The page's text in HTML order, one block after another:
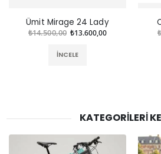
Ümit Mirage 24 Lady
₺14.500,00 ₺13.600,00
İNCELE
KATEGORILERI